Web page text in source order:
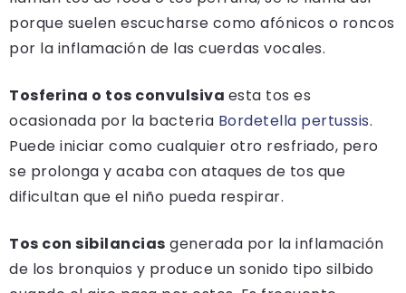
porque suelen escucharse como afónicos o roncos
por la inflamación de las cuerdas vocales.
Tosferina o tos convulsiva esta tos es
ocasionada por la bacteria Bordetella pertussis.
Puede iniciar como cualquier otro resfriado, pero
se prolonga y acaba con ataques de tos que
dificultan que el niño pueda respirar.
Tos con sibilancias generada por la inflamación
de los bronquios y produce un sonido tipo silbido